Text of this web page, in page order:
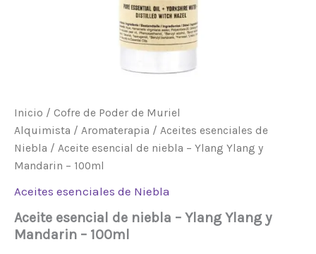
Inicio / Cofre de Poder de Muriel
Alquimista / Aromaterapia / Aceites esenciales de
Niebla / Aceite esencial de niebla – Ylang Ylang y
Mandarin – 100ml
Aceites esenciales de Niebla
Aceite esencial de niebla – Ylang Ylang y
Mandarin – 100ml